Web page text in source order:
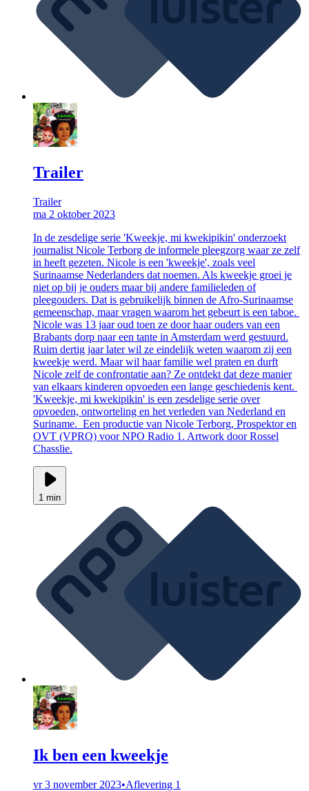
Trailer
Trailer
ma 2 oktober 2023
In de zesdelige serie 'Kweekje, mi kwekipikin' onderzoekt
journalist Nicole Terborg de informele pleegzorg waar ze zelf
in heeft gezeten. Nicole is een 'kweekje', zoals veel
Surinaamse Nederlanders dat noemen. Als kweekje groei je
niet op bij je ouders maar bij andere familieleden of
pleegouders. Dat is gebruikelijk binnen de Afro-Surinaamse
gemeenschap, maar vragen waarom het gebeurt is een taboe.
Nicole was 13 jaar oud toen ze door haar ouders van een
Brabants dorp naar een tante in Amsterdam werd gestuurd.
Ruim dertig jaar later wil ze eindelijk weten waarom zij een
kweekje werd. Maar wil haar familie wel praten en durft
Nicole zelf de confrontatie aan? Ze ontdekt dat deze manier
van elkaars kinderen opvoeden een lange geschiedenis kent.
'Kweekje, mi kwekipikin' is een zesdelige serie over
opvoeden, ontworteling en het verleden van Nederland en
Suriname. Een productie van Nicole Terborg, Prospektor en
OVT (VPRO) voor NPO Radio 1. Artwork door Rossel
Chasslie.
1 min
Ik ben een kweekje
vr 3 november 2023•Aflevering 1